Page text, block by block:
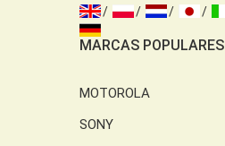
MARCAS POPULARES
MOTOROLA
SONY